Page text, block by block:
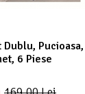
Pucioasa,
6 Piese